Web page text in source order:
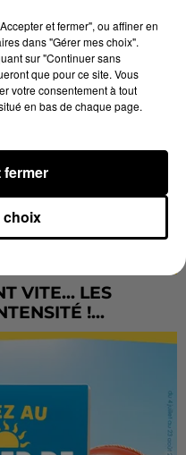
VITE... LES
!...
et fermer", ou affiner en
dans "Gérer mes choix".
sur "Continuer sans
que pour ce site. Vous
votre consentement à tout
en bas de chaque page.
choix